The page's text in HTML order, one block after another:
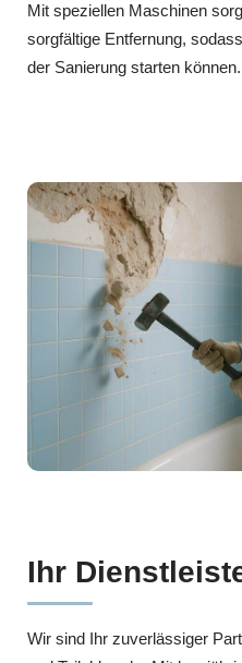
Mit speziellen Maschinen
sorgfältige Entfernung,
der Sanierung starten können.
Ihr
Wir sind Ihr zuverlässiger